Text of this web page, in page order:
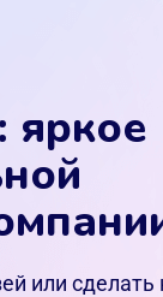
яркое
или сделать